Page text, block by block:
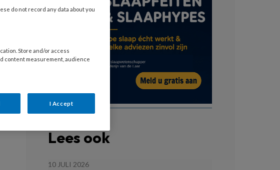
Lees ook
10 JULI 2026
do not record any data about you
Store and/or access
content measurement, audience
I Accept